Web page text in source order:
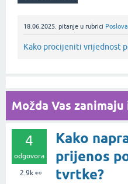
18.06.2025. pitanje u rubrici
Kako procijeniti vrijednost
Možda Vas
4
odgovora
2.9k👀
Kako
prijenos
tvrtke?